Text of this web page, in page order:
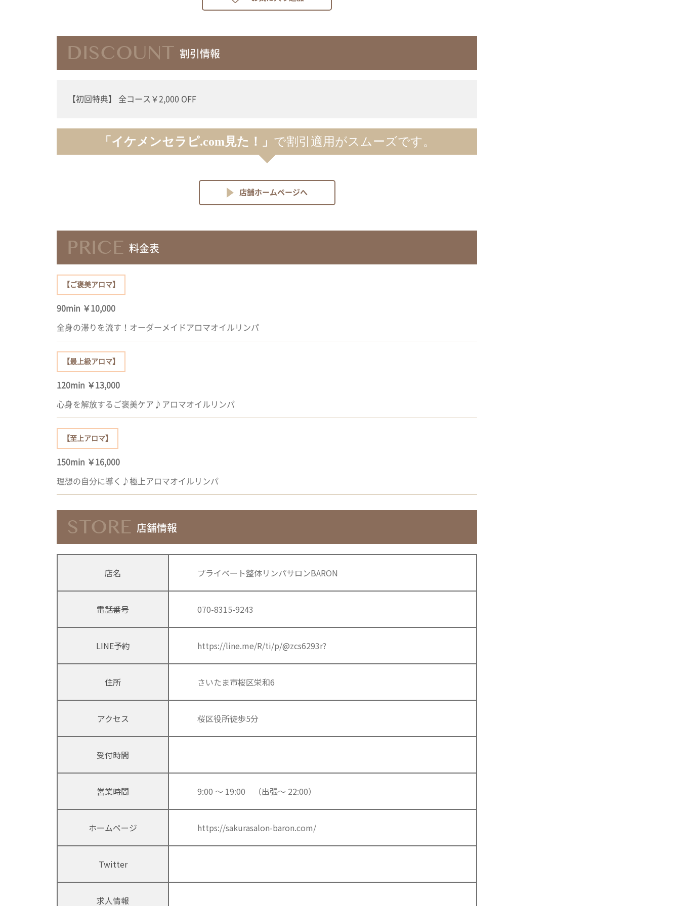
DISCOUNT 割引情報
【初回特典】 全コース￥2,000 OFF
「イケメンセラピ.com見た！」 で割引適用がスムーズです。
店舗ホームページへ
PRICE 料金表
【ご褒美アロマ】
90min ￥10,000
全身の滞りを流す！オーダーメイドアロマオイルリンパ
【最上級アロマ】
120min ￥13,000
心身を解放するご褒美ケア♪アロマオイルリンパ
【至上アロマ】
150min ￥16,000
理想の自分に導く♪極上アロマオイルリンパ
STORE 店舗情報
店名 プライベート整体リンパサロンBARON
電話番号 070-8315-9243
LINE予約 https://line.me/R/ti/p/@zcs6293r?
住所 さいたま市桜区栄和6
アクセス 桜区役所徒歩5分
受付時間
営業時間 9:00 ～ 19:00 （出張～ 22:00）
ホームページ https://sakurasalon-baron.com/
Twitter
求人情報